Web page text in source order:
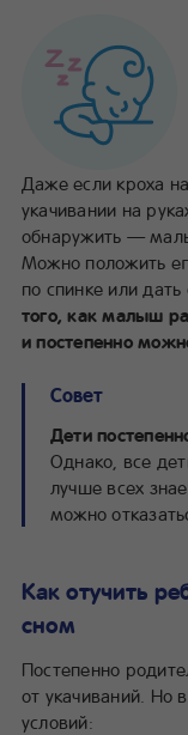
Даже если кроха
укачивании на
обнаружить —
Можно положить
по спинке или
того, как малыш
и постепенно
Совет
Дети
Однако, все
лучше всех
можно
Как отучить
сном
Постепенно
от укачиваний. Но
условий: